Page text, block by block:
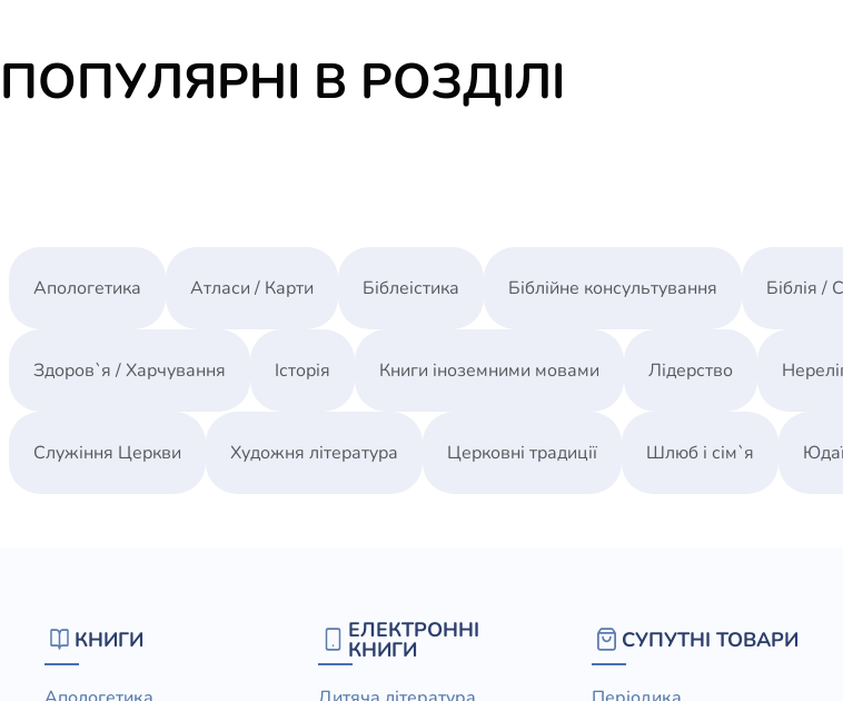
ПОПУЛЯРНІ В РОЗДІЛІ
Апологетика Атласи / Карти Біблеістика Біблійне консультування Біблія /
Здоров`я / Харчування Історія Книги іноземними мовами Лідерство
Служіння Церкви Художня література Церковні традиції Шлюб і сім`я
КНИГИ ЕЛЕКТРОННІ
КНИГИ СУПУТНІ ТОВАРИ